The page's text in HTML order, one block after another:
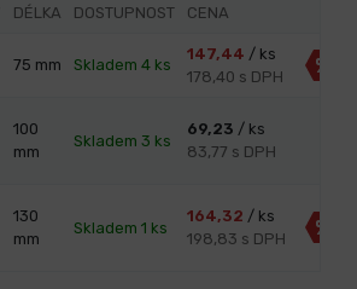
DÉLKA DOSTUPNOST CENA
75 mm Skladem 4 ks
147,44 / ks
178,40 s DPH
%
100
mm
Skladem 3 ks
69,23 / ks
83,77 s DPH
130
mm
Skladem 1 ks
164,32 / ks
198,83 s DPH
%